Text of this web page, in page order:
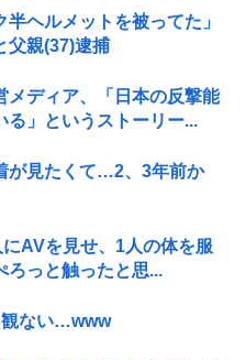
半ヘルメットを被ってた」
親(37)逮捕
メディア、「日本の反撃能
る」というストーリー...
が見たくて…2、3年前か
AVを見せ、1人の体を服
ろっと触ったと思...
観ない…www